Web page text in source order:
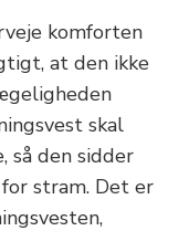
komforten
at den ikke
skal
så den sidder
stram. Det er